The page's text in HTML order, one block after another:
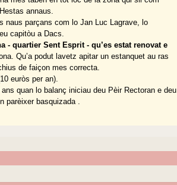
annaus.
naus parçans com lo Jan Luc Lagrave, lo
capitòu a Dacs.
- quartier Sent Esprit - qu’es estat renovat e
Qu’a podut lavetz apitar un estanquet au ras
de faiçon mes correcta.
euròs per an).
quan lo balanç iniciau deu Pèir Rectoran e deu
parèixer basquizada .